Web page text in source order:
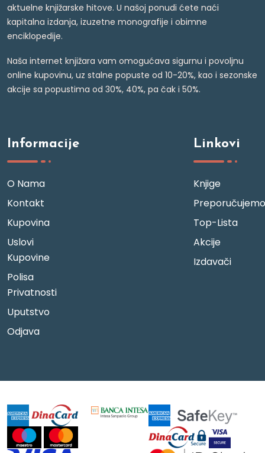
aktuelne knjižarske hitove. U našoj ponudi ćete naći
kapitalna izdanja, izuzetne monografije i obimne
enciklopedije.
Naša internet knjižara vam omogućava sigurnu i povoljnu
online kupovinu, uz stalne popuste od 10-20%, kao i sezonske
akcije sa popustima od 30%, 40%, pa čak i 50%.
Informacije
O Nama
Kontakt
Kupovina
Uslovi
Kupovine
Polisa
Privatnosti
Uputstvo
Odjava
Linkovi
Knjige
Preporučujemo
Top-Lista
Akcije
Izdavači